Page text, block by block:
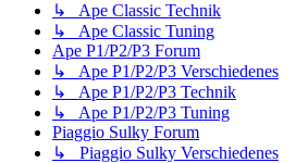
↳ Ape Classic Technik
↳ Ape Classic Tuning
Ape P1/P2/P3 Forum
↳ Ape P1/P2/P3 Verschiedenes
↳ Ape P1/P2/P3 Technik
↳ Ape P1/P2/P3 Tuning
Piaggio Sulky Forum
↳ Piaggio Sulky Verschiedenes